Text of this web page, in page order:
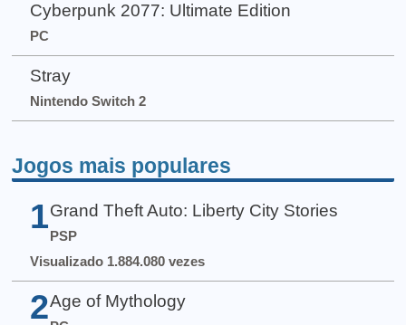
Cyberpunk 2077: Ultimate Edition
PC
Stray
Nintendo Switch 2
Jogos mais populares
1 Grand Theft Auto: Liberty City Stories
PSP
Visualizado 1.884.080 vezes
2 Age of Mythology